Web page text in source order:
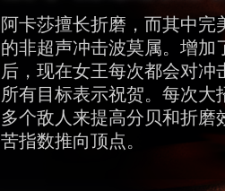
阿卡莎擅长折磨，而其中完
的非超声冲击波莫属。增加
后，现在女王每次都会对冲
所有目标表示祝贺。每次大
多个敌人来提高分贝和折磨
苦指数推向顶点。